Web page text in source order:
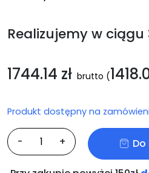
Realizujemy w ciągu
1744.14 zł brutto (
Produkt dostępny na
-
ilość
VDM
IDEA
+